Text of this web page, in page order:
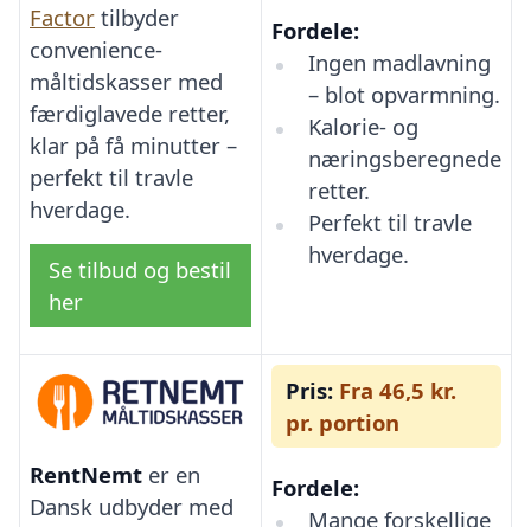
Factor tilbyder
convenience-
måltidskasser med
færdiglavede retter,
klar på få minutter –
perfekt til travle
hverdage.
Se tilbud og bestil
her
Fordele:
Ingen madlavning
– blot opvarmning.
Kalorie- og
næringsberegnede
retter.
Perfekt til travle
hverdage.
RentNemt er en
Dansk udbyder med
Pris: Fra 46,5 kr.
pr. portion
Fordele:
Mange forskellige